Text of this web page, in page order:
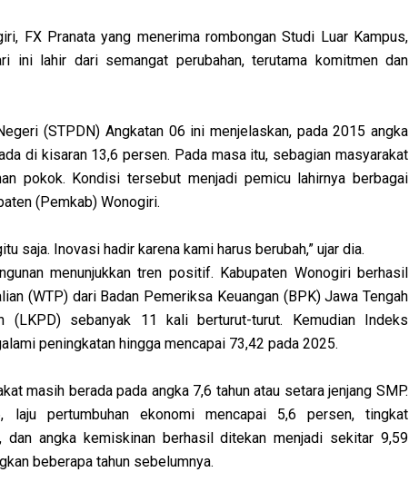
FX Pranata yang menerima rombongan Studi Luar Kampus,
ini lahir dari semangat perubahan, terutama komitmen dan
(STPDN) Angkatan 06 ini menjelaskan, pada 2015 angka
di kisaran 13,6 persen. Pada masa itu, sebagian masyarakat
pokok. Kondisi tersebut menjadi pemicu lahirnya berbagai
(Pemkab) Wonogiri.
saja. Inovasi hadir karena kami harus berubah,” ujar dia.
menunjukkan tren positif. Kabupaten Wonogiri berhasil
(WTP) dari Badan Pemeriksa Keuangan (BPK) Jawa Tengah
(LKPD) sebanyak 11 kali berturut-turut. Kemudian Indeks
peningkatan hingga mencapai 73,42 pada 2025.
masih berada pada angka 7,6 tahun atau setara jenjang SMP.
pertumbuhan ekonomi mencapai 5,6 persen, tingkat
dan angka kemiskinan berhasil ditekan menjadi sekitar 9,59
beberapa tahun sebelumnya.